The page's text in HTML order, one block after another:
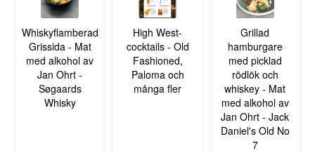
Whiskyflamberad
Grissida - Mat
med alkohol av
Jan Ohrt -
Søgaards
Whisky
High West-
cocktails - Old
Fashioned,
Paloma och
många fler
Grillad
hamburgare
med picklad
rödlök och
whiskey - Mat
med alkohol av
Jan Ohrt - Jack
Daniel's Old No
7